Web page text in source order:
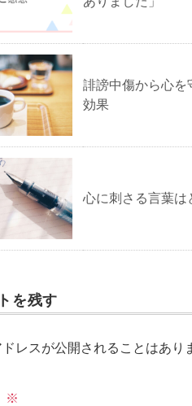
誹謗中傷から心を
効果
心に刺さる言葉は
を残す
ドレスが公開されることはあり
※